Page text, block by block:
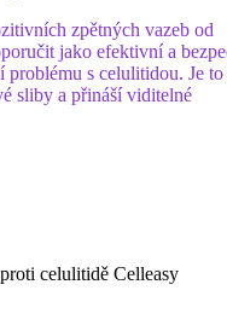
zpětných vazeb od
jako efektivní a
problému s celulitidou. Je to
sliby a přináší viditelné
celulitidě Celleasy